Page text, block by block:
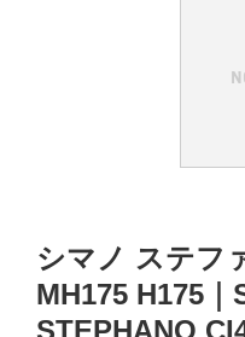
シマノ ステフ
MH175 H175｜
STEPHANO